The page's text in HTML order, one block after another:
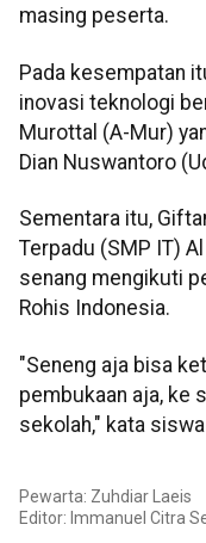
masing peserta.
Pada kesempatan
inovasi teknologi
Murottal (A-Mur)
Dian Nuswantoro
Sementara itu,
Terpadu (SMP IT)
senang mengikuti
Rohis Indonesia.
"Seneng aja bisa
pembukaan aja, ke
sekolah," kata
Pewarta: Zuhdiar Laeis
Editor: Immanuel Citra